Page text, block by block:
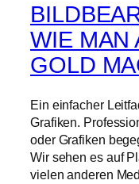
WIE MAN
GOLD
Ein einfacher
Grafiken.
oder Grafiken
Wir sehen es auf
vielen anderen